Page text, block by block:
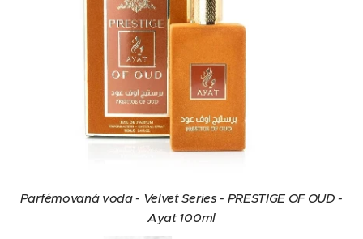
Parfémovaná voda - Velvet Series - PRESTIGE OF OUD -
Ayat 100ml